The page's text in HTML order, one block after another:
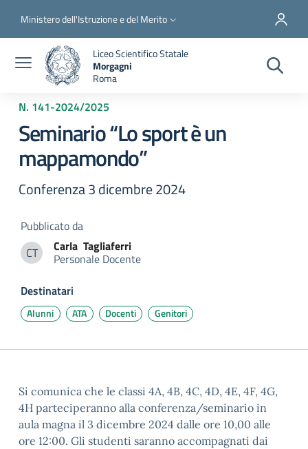
Slim top
Ministero dell'Istruzione e del Merito
Liceo Scientifico Statale
Morgagni
Roma
N. 141-2024/2025
Seminario “Lo sport è un
mappamondo”
Conferenza 3 dicembre 2024
Pubblicato da
CT
Carla Tagliaferri
Carla Tagliaferri
Personale Docente
Destinatari
Alunni ATA Docenti Genitori
Si comunica che le classi 4A, 4B, 4C, 4D, 4E, 4F, 4G,
4H parteciperanno alla conferenza/seminario in
aula magna il 3 dicembre 2024 dalle ore 10,00 alle
ore 12:00. Gli studenti saranno accompagnati dai